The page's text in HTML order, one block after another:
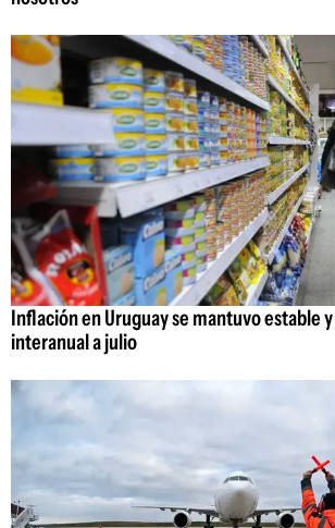
Inflación en Uruguay se mantuvo estable
interanual a julio